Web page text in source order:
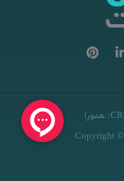
: همورا
Copyright ©